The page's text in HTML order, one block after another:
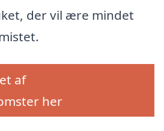
der vil ære mindet
af
her